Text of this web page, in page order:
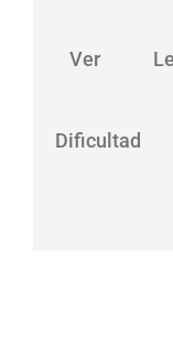
…Ver
Dificultad